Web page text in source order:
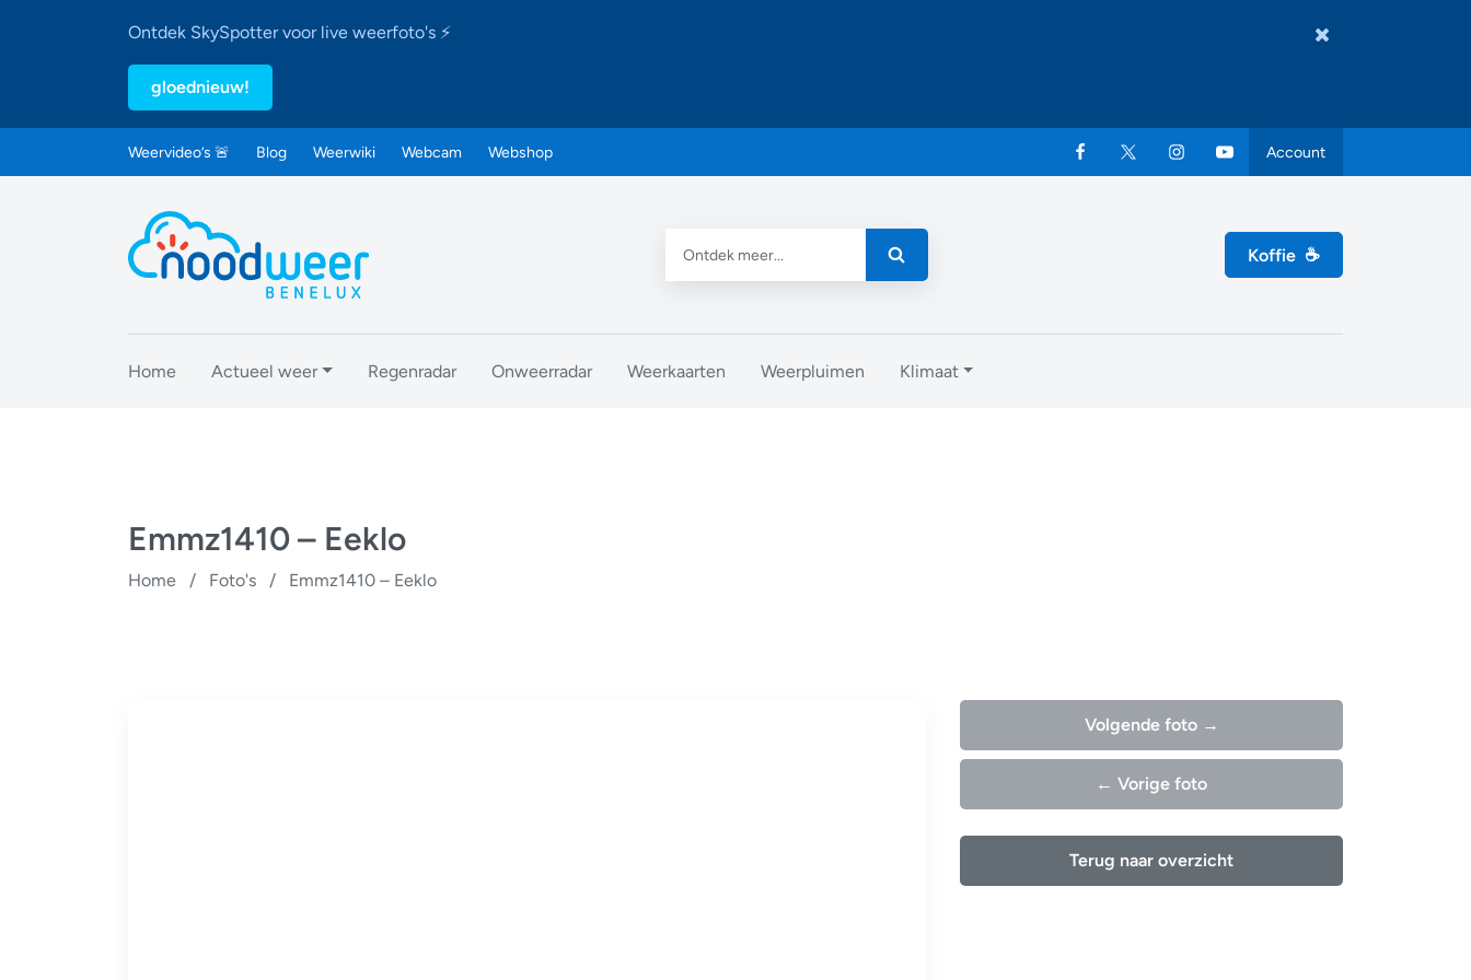
Ontdek SkySpotter voor live weerfoto's ⚡
gloednieuw!
Weervideo’s 🚨 Blog Weerwiki Webcam Webshop Account
Koffie ☕
Home Actueel weer Regenradar Onweerradar Weerkaarten Weerpluimen Klimaat
Emmz1410 – Eeklo
Home / Foto's / Emmz1410 – Eeklo
Volgende foto →
← Vorige foto
Terug naar overzicht